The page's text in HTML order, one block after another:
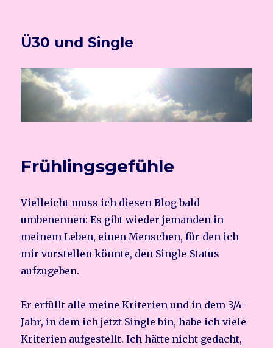
Ü30 und Single
Frühlingsgefühle
Vielleicht muss ich diesen Blog bald
umbenennen: Es gibt wieder jemanden in
meinem Leben, einen Menschen, für den ich
mir vorstellen könnte, den Single-Status
aufzugeben.
Er erfüllt alle meine Kriterien und in dem 3/4-
Jahr, in dem ich jetzt Single bin, habe ich viele
Kriterien aufgestellt. Ich hätte nicht gedacht,